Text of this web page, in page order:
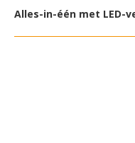
Alles-in-één met LED-